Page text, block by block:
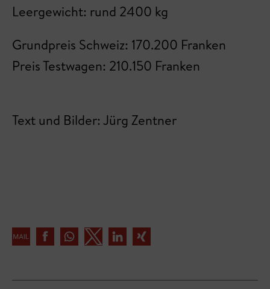
Leergewicht: rund 2400 kg
Grundpreis Schweiz: 170.200 Franken
Preis Testwagen: 210.150 Franken
Text und Bilder: Jürg Zentner